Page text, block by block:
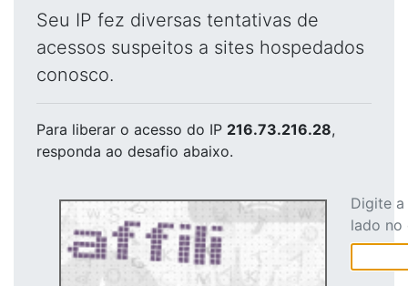
Seu IP fez diversas tentativas de
acessos suspeitos a sites hospedados
conosco.
Para liberar o acesso do IP 216.73.216.28,
responda ao desafio abaixo.
Digite
lado no